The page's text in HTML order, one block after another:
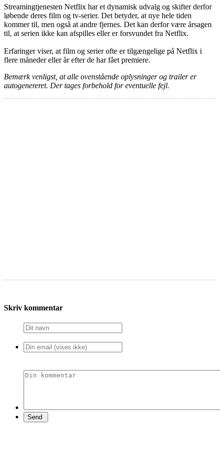
Streamingtjenesten Netflix har et dynamisk udvalg og skifter derfor
løbende deres film og tv-serier. Det betyder, at nye hele tiden
kommer til, men også at andre fjernes. Det kan derfor være årsagen
til, at serien ikke kan afspilles eller er forsvundet fra Netflix.
Erfaringer viser, at film og serier ofte er tilgængelige på Netflix i
flere måneder eller år efter de har fået premiere.
Bemærk venligst, at alle ovenstående oplysninger og trailer er
autogenereret. Der tages forbehold for eventuelle fejl.
Skriv kommentar